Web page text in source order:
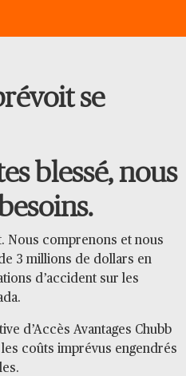
se
blessé, nous
Nous comprenons et nous
3 millions de dollars en
d’accident sur les
d’Accès Avantages Chubb
coûts imprévus engendrés